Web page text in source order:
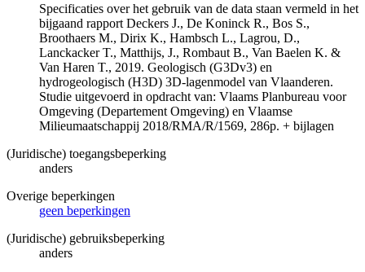
Specificaties over het gebruik van de data staan vermeld in het
bijgaand rapport Deckers J., De Koninck R., Bos S.,
Broothaers M., Dirix K., Hambsch L., Lagrou, D.,
Lanckacker T., Matthijs, J., Rombaut B., Van Baelen K. &
Van Haren T., 2019. Geologisch (G3Dv3) en
hydrogeologisch (H3D) 3D-lagenmodel van Vlaanderen.
Studie uitgevoerd in opdracht van: Vlaams Planbureau voor
Omgeving (Departement Omgeving) en Vlaamse
Milieumaatschappij 2018/RMA/R/1569, 286p. + bijlagen
(Juridische) toegangsbeperking
anders
Overige beperkingen
geen beperkingen
(Juridische) gebruiksbeperking
anders